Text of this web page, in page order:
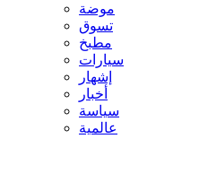
موضة
تسوق
مطبخ
سيارات
إشهار
أخبار
سياسة
عالمية